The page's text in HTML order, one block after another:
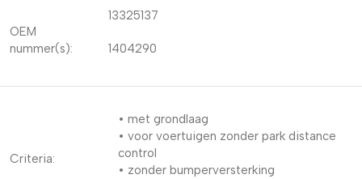
OEM
nummer(s):
13325137
1404290
Criteria:
• met grondlaag
• voor voertuigen zonder park distance
control
• zonder bumperversterking